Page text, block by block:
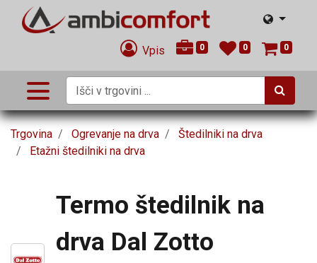
Vpis 0 0 0
Trgovina Ogrevanje na drva
Štedilniki na drva
Etažni štedilniki na drva
Termo štedilnik na
drva Dal Zotto